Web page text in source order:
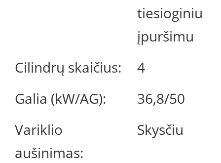
tiesioginiu
įpuršimu
Cilindrų skaičius:
4
Galia (kW/AG):
36,8/50
Variklio
aušinimas:
Skysčiu